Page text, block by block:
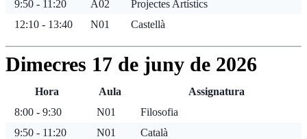
9:50 - 11:20
A02
Projectes Artístics
12:10 - 13:40
N01 Castellà
Dimecres 17 de juny de 2026
Hora Aula
Assignatura
8:00 - 9:30
N01
Filosofia
9:50 - 11:20
N01
Català